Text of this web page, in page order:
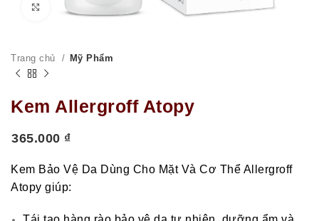
Click to enlarge
Trang chủ Mỹ Phẩm
Kem Allergroff Atopy
365.000 ₫
Kem Bảo Vệ Da Dùng Cho Mặt Và Cơ Thể Allergroff
Atopy giúp: